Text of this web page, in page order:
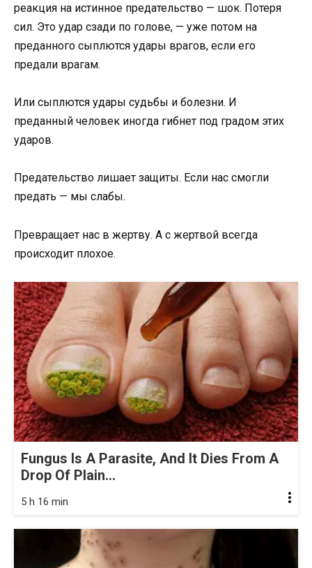
реакция на истинное предательство — шок. Потеря
сил. Это удар сзади по голове, — уже потом на
преданного сыплются удары врагов, если его
предали врагам.
Или сыплются удары судьбы и болезни. И
преданный человек иногда гибнет под градом этих
ударов.
Предательство лишает защиты. Если нас смогли
предать — мы слабы.
Превращает нас в жертву. А с жертвой всегда
происходит плохое.
Fungus Is A Parasite, And It Dies From A
Drop Of Plain...
5 h 16 min